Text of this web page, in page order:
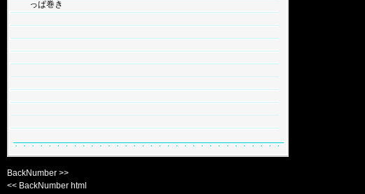
っぱ巻き
BackNumber >>
<< BackNumber html